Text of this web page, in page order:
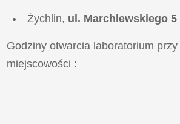
Żychlin, ul. Marchlewskiego 5
Godziny otwarcia laboratorium
miejscowości :